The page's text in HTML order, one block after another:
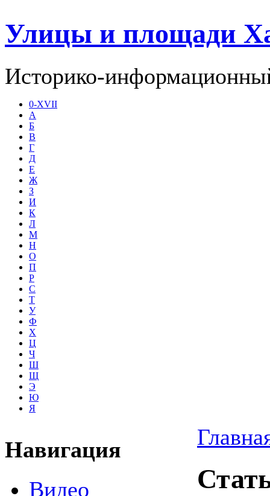
Улицы и площади
Историко-
0-XVII
А
Б
В
Г
Д
Е
Ж
З
И
К
Л
М
Н
О
П
Р
С
Т
У
Ф
Х
Ц
Ч
Ш
Щ
Э
Ю
Я
Навигация
Видео